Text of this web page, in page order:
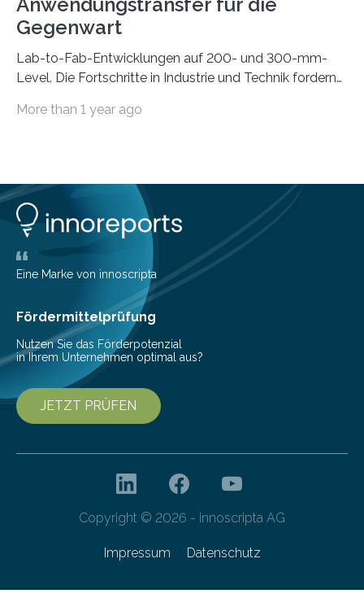
Gegenwart
Lab-to-Fab-Entwicklungen auf 200- und 300-mm-
Level. Die Fortschritte in Industrie und Technik fordern
Mikrochips, sowohl aus technischer, wirtschaftlicher, als
dabei als starker Partner der Industrie etabliert. Das
Serviceangebot umfasst alle Schritte »from lab to fab«
– von der Beratung über die Prozessentwicklung bis hin
zur Pilotfertigung. 300-mm-Prozessanlagen am CNT.
(c) Sebastian Lassak / Fraunhofer IPMS…
More than 1 year ago
Eine Marke von innoscripta
Fördermittelprüfung
Nutzen Sie das Förderpotenzial
in Ihrem Unternehmen optimal aus?
JETZT PRÜFEN
Copyright © 2026 - innoscripta AG
Impressum Datenschutz